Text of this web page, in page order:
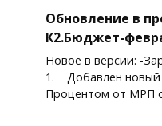
Обновление в
К2.Бюджет-
Новое в версии: -
1. Добавлен новый
Процентом от МРП